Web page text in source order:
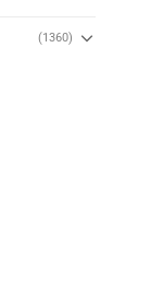
(1360)